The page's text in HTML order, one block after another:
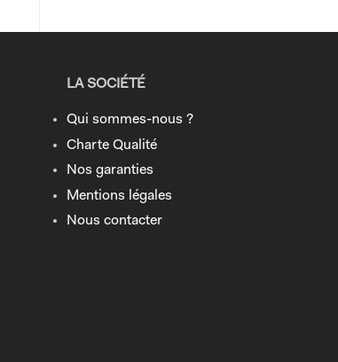
LA SOCIÉTÉ
Qui sommes-nous ?
Charte Qualité
Nos garanties
Mentions légales
Nous contacter